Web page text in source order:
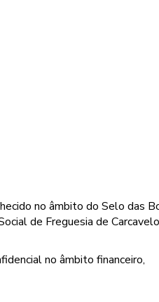
no âmbito do Selo das
de Freguesia de
no âmbito financeiro,